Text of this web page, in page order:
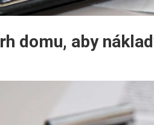
domu, aby